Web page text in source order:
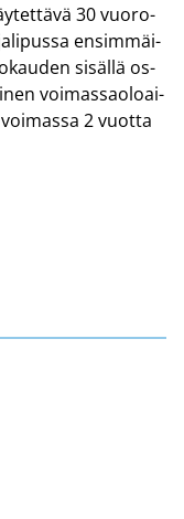
30 vuo­ro­
en­sim­mäi­
si­säl­lä os­
voi­mas­sao­loai­
2 vuot­ta